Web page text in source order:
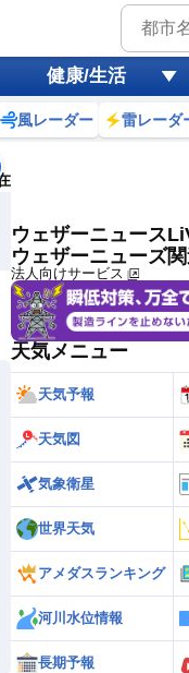
健康/生活
風レーダー 雷レーダ
風
黄砂
天気 台風
ウェザーニュース
ウェザーニューズ
法人向けサービス
天気メニュー
天気予報
天気図
気象衛星
世界天気
アメダスランキング
河川水位情報
長期予報